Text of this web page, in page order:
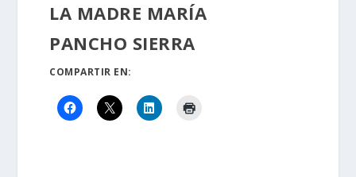
LA MADRE MARÍA
PANCHO SIERRA
COMPARTIR EN: